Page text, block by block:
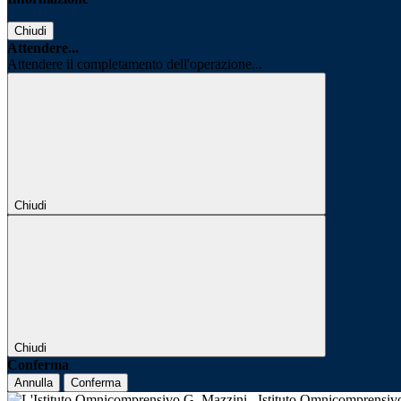
Chiudi
Attendere...
Attendere il completamento dell'operazione...
Chiudi
Chiudi
Conferma
Annulla Conferma